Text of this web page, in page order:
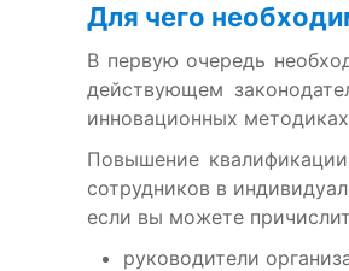
Для чего
В первую очередь
действующем
инновационных
Повышение
сотрудников в
если вы можете
руководители